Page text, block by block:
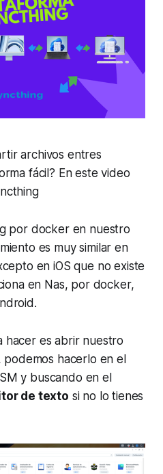
archivos entres
fácil? En este video
por docker en nuestro
es muy similar en
en iOS que no existe
en Nas, por docker,
hacer es abrir nuestro
hacerlo en el
y buscando en el
de texto si no lo tienes